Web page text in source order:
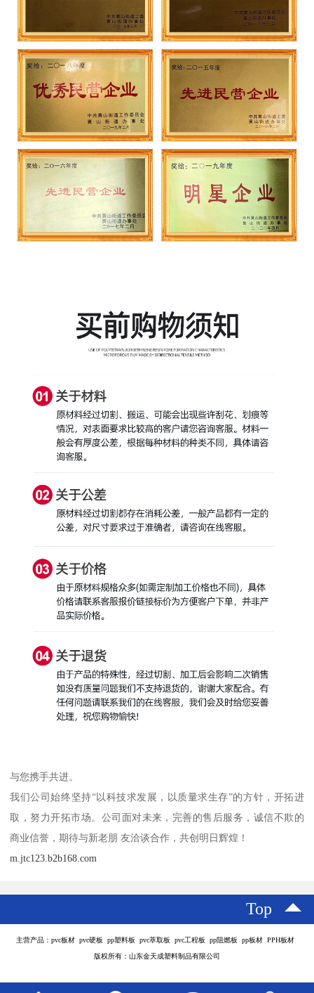
与您携手共进。
我们公司始终坚持“以科技求发展，以质量求生存”的方针，开拓进
取，努力开拓市场。公司面对未来，完善的售后服务，诚信不欺的
商业信誉，期待与新老朋 友洽谈合作，共创明日辉煌！
m.jtc123.b2b168.com
Top
主营产品：pvc板材 pvc硬板 pp塑料板 pvc萃取板 pvc工程板 pp阻燃板 pp板材 PPH板材
版权所有：山东金天成塑料制品有限公司